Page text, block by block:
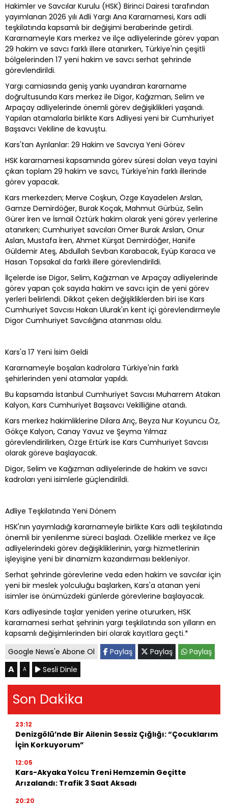
Hakimler ve Savcılar Kurulu (HSK) Birinci Dairesi tarafından
yayımlanan 2026 yılı Adli Yargı Ana Kararnamesi, Kars adli
teşkilatında kapsamlı bir değişimi beraberinde getirdi.
Kararnameyle Kars merkez ve ilçe adliyelerinde görev yapan
29 hakim ve savcı farklı illere atanırken, Türkiye'nin çeşitli
bölgelerinden 17 yeni hakim ve savcı serhat şehrinde
görevlendirildi.
Yargı camiasında geniş yankı uyandıran kararname
doğrultusunda Kars merkez ile Digor, Kağızman, Selim ve
Arpaçay adliyelerinde önemli görev değişiklikleri yaşandı.
Yapılan atamalarla birlikte Kars Adliyesi yeni bir Cumhuriyet
Başsavcı Vekiline de kavuştu.
Kars'tan Ayrılanlar: 29 Hakim ve Savcıya Yeni Görev
HSK kararnamesi kapsamında görev süresi dolan veya tayini
çıkan toplam 29 hakim ve savcı, Türkiye'nin farklı illerinde
görev yapacak.
Kars merkezden; Merve Coşkun, Özge Kayadelen Arslan,
Gamze Demirdöğer, Burak Koçak, Mahmut Gürbüz, Selin
Gürer İren ve İsmail Öztürk hakim olarak yeni görev yerlerine
atanırken; Cumhuriyet savcıları Ömer Burak Arslan, Onur
Aslan, Mustafa İren, Ahmet Kürşat Demirdöğer, Hanife
Güldemir Ateş, Abdullah Sevban Karabacak, Eyüp Karaca ve
Hasan Topsakal da farklı illere görevlendirildi.
İlçelerde ise Digor, Selim, Kağızman ve Arpaçay adliyelerinde
görev yapan çok sayıda hakim ve savcı için de yeni görev
yerleri belirlendi. Dikkat çeken değişikliklerden biri ise Kars
Cumhuriyet Savcısı Hakan Ulurak'ın kent içi görevlendirmeyle
Digor Cumhuriyet Savcılığına atanması oldu.
Kars'a 17 Yeni İsim Geldi
Kararnameyle boşalan kadrolara Türkiye'nin farklı
şehirlerinden yeni atamalar yapıldı.
Bu kapsamda İstanbul Cumhuriyet Savcısı Muharrem Atakan
Kalyon, Kars Cumhuriyet Başsavcı Vekilliğine atandı.
Kars merkez hakimliklerine Dilara Arıç, Beyza Nur Koyuncu Öz,
Gökçe Kalyon, Canay Yavuz ve Şeyma Yılmaz
görevlendirilirken, Özge Ertürk ise Kars Cumhuriyet Savcısı
olarak göreve başlayacak.
Digor, Selim ve Kağızman adliyelerinde de hakim ve savcı
kadroları yeni isimlerle güçlendirildi.
Adliye Teşkilatında Yeni Dönem
HSK'nın yayımladığı kararnameyle birlikte Kars adli teşkilatında
önemli bir yenilenme süreci başladı. Özellikle merkez ve ilçe
adliyelerindeki görev değişikliklerinin, yargı hizmetlerinin
işleyişine yeni bir dinamizm kazandırması bekleniyor.
Serhat şehrinde görevlerine veda eden hakim ve savcılar için
yeni bir meslek yolculuğu başlarken, Kars'a atanan yeni
isimler ise önümüzdeki günlerde görevlerine başlayacak.
Kars adliyesinde taşlar yeniden yerine otururken, HSK
kararnamesi serhat şehrinin yargı teşkilatında son yılların en
kapsamlı değişimlerinden biri olarak kayıtlara geçti.*
Google News'e Abone Ol
Paylaş Paylaş Paylaş
A A Sesli Dinle
Son Dakika
23:12
Denizgölü’nde Bir Ailenin Sessiz Çığlığı: “Çocuklarım
İçin Korkuyorum”
12:05
Kars-Akyaka Yolcu Treni Hemzemin Geçitte
Arızalandı: Trafik 3 Saat Aksadı
20:20